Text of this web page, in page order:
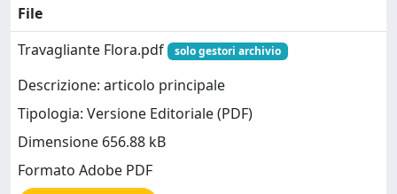
File
Travagliante Flora.pdf
solo gestori archivio
Descrizione: articolo principale
Tipologia: Versione Editoriale (PDF)
Dimensione 656.88 kB
Formato Adobe PDF